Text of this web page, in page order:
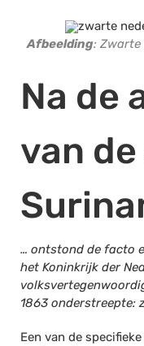
Afbeelding: Zwarte
Na de
van
… ontstond de facto
het Koninkrijk der
1863 onderstreepte:
Een van de